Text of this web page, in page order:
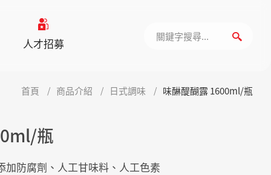
人才招募
首頁 商品介紹 日式調味 味醂醍醐露 1600ml/瓶
瓶
加防腐劑、人工甘味料、人工色素